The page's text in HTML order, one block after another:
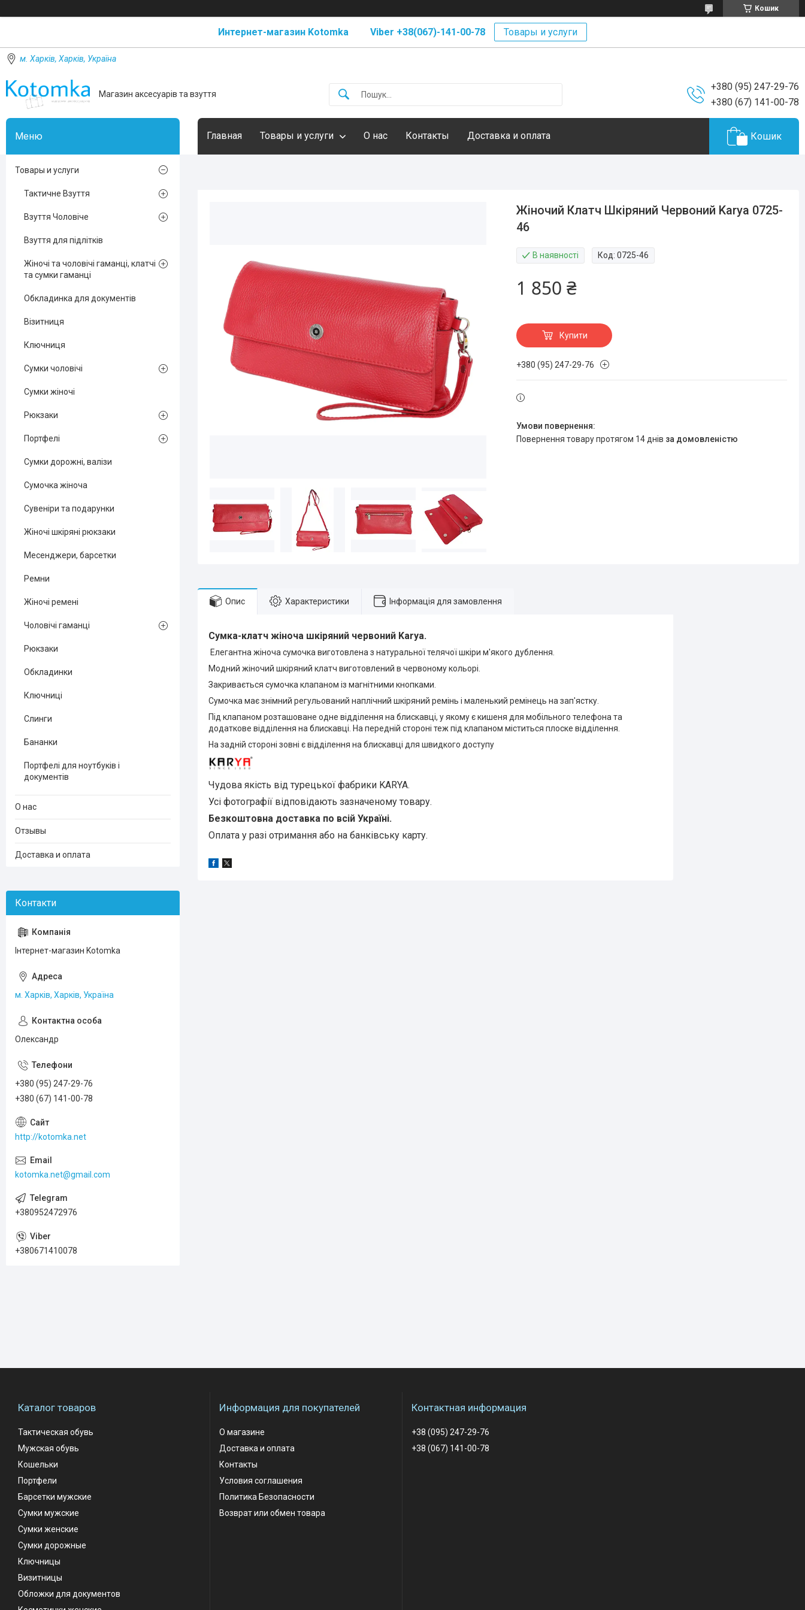
Кошик
Интернет-магазин Kotomka Viber +38(067)-141-00-78 Товары и услуги
м. Харків, Харків, Україна
Магазин аксесуарів та взуття
+380 (95) 247-29-76
+380 (67) 141-00-78
Главная Товары и услуги О нас Контакты Доставка и оплата Кошик
Жіночий Клатч Шкіряний Червоний Karya 0725-
46
В наявності Код:0725-46
1 850 ₴
Купити
+380 (95) 247-29-76
повернення товару протягом 14 днів за домовленістю
Опис Характеристики Інформація для замовлення
Сумка-клатч жіноча шкіряний червоний Karya.
Елегантна жіноча сумочка виготовлена з натуральної телячої шкіри м'якого дублення.
Модний жіночий шкіряний клатч виготовлений в червоному кольорі.
Закривається сумочка клапаном із магнітними кнопками.
Сумочка має знімний регульований наплічний шкіряний ремінь і маленький ремінець на зап'ястку.
Під клапаном розташоване одне відділення на блискавці, у якому є кишеня для мобільного телефона та
додаткове відділення на блискавці. На передній стороні теж під клапаном міститься плоске відділення.
На задній стороні зовні є відділення на блискавці для швидкого доступу
Чудова якість від турецької фабрики KARYA.
Усі фотографії відповідають зазначеному товару.
Безкоштовна доставка по всій Україні.
Оплата у разі отримання або на банківську карту.
Товары и услуги
Тактичне Взуття
Взуття Чоловіче
Взуття для підлітків
Жіночі та чоловічі гаманці, клатчі
та сумки гаманці
Обкладинка для документів
Візитниця
Ключниця
Сумки чоловічі
Сумки жіночі
Рюкзаки
Портфелі
Сумки дорожні, валізи
Сумочка жіноча
Сувеніри та подарунки
Жіночі шкіряні рюкзаки
Месенджери, барсетки
Ремни
Жіночі ремені
Чоловічі гаманці
Рюкзаки
Обкладинки
Ключниці
Слинги
Бананки
Портфелі для ноутбуків і
документів
О нас
Отзывы
Доставка и оплата
Інтернет-магазин Kotomka
м. Харків, Харків, Україна
Олександр
+380 (95) 247-29-76
+380 (67) 141-00-78
http://kotomka.net
kotomka.net@gmail.com
+380952472976
+380671410078
Каталог товаров
Тактическая обувь
Мужская обувь
Кошельки
Портфели
Барсетки мужские
Сумки мужские
Сумки женские
Сумки дорожные
Ключницы
Визитницы
Обложки для документов
Информация для покупателей
О магазине
Доставка и оплата
Контакты
Условия соглашения
Политика Безопасности
Возврат или обмен товара
Контактная информация
+38 (095) 247-29-76
+38 (067) 141-00-78